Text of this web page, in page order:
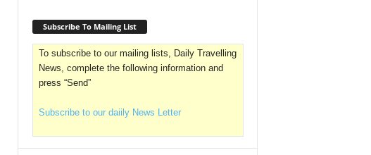
Subscribe To Mailing List
To subscribe to our mailing lists, Daily Travelling
News, complete the following information and
press “Send”
Subscribe to our daiily News Letter